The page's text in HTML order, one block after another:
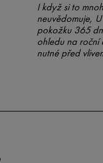
I když si to
neuvědomuje,
pokožku 365
ohledu na roční
nutné před